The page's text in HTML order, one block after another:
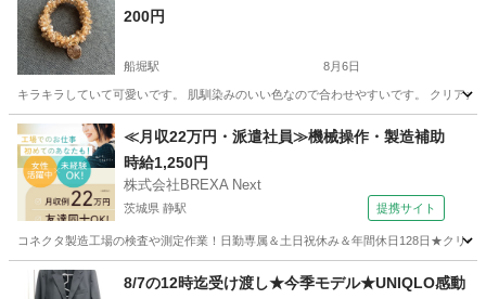
200円
船堀駅 8月6日
キラキラしていて可愛いです。 肌馴染みのいい色なので合わせやすいです。 クリアカ
東京 江戸川区 船堀駅 その他 ゴム
≪月収22万円・派遣社員≫機械操作・製造補助
時給1,250円
株式会社BREXA Next
茨城県 静駅 提携サイト
コネクタ製造工場の検査や測定作業！日勤専属＆土日祝休み＆年間休日128日★クリ
茨城 常陸大宮市 静駅 その他
8/7の12時迄受け渡し★今季モデル★UNIQLO感動